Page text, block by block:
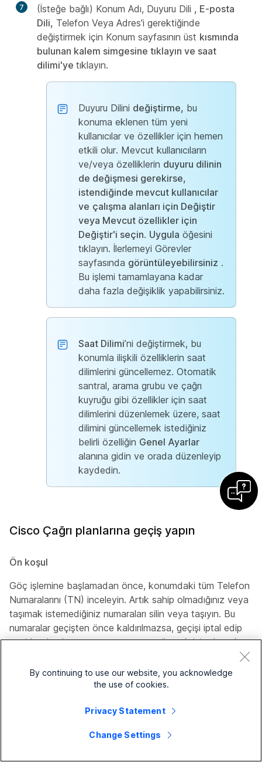
7 (İsteğe bağlı) Konum Adı, Duyuru Dili , E-posta
Dili, Telefon Veya Adres'i gerektiğinde
değiştirmek için Konum sayfasının üst kısmında
bulunan kalem simgesine tıklayın ve saat
dilimi'ye tıklayın.
Duyuru Dilini değiştirme, bu
konuma eklenen tüm yeni
kullanıcılar ve özellikler için hemen
etkili olur. Mevcut kullanıcıların
ve/veya özelliklerin duyuru dilinin
de değişmesi gerekirse,
istendiğinde mevcut kullanıcılar
ve çalışma alanları için Değiştir
veya Mevcut özellikler için
Değiştir'i seçin. Uygula öğesini
tıklayın. İlerlemeyi Görevler
sayfasında görüntüleyebilirsiniz .
Bu işlemi tamamlayana kadar
daha fazla değişiklik yapabilirsiniz.
Saat Dilimi’ni değiştirmek, bu
konumla ilişkili özelliklerin saat
dilimlerini güncellemez. Otomatik
santral, arama grubu ve çağrı
kuyruğu gibi özellikler için saat
dilimlerini düzenlemek üzere, saat
dilimini güncellemek istediğiniz
belirli özelliğin Genel Ayarlar
alanına gidin ve orada düzenleyip
kaydedin.
Cisco Çağrı planlarına geçiş yapın
Ön koşul
Göç işlemine başlamadan önce, konumdaki tüm Telefon
Numaralarını (TN) inceleyin. Artık sahip olmadığınız veya
taşımak istemediğiniz numaraları silin veya taşıyın. Bu
numaralar geçişten önce kaldırılmazsa, geçişi iptal edip
yeniden başlatmanız veya sorunu çözmek için destek
Mevcut bir konumunuz için PSTN bağlantınızı Cisco
(yerel ağ geçidi) veya entegre olmayan CCP
değiştirebilirsiniz. Cisco PSTN, Cisco'nun bulut PSTN
By continuing to use our website, you acknowledge
the use of cookies.
Privacy Statement
Change Settings